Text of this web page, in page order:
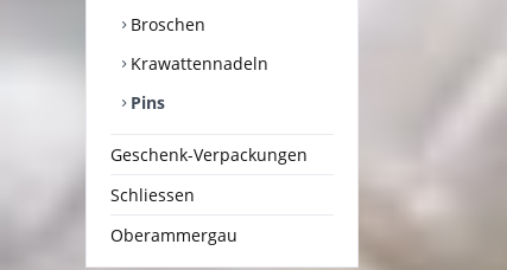
Broschen
Krawattennadeln
Pins
Geschenk-Verpackungen
Schliessen
Oberammergau